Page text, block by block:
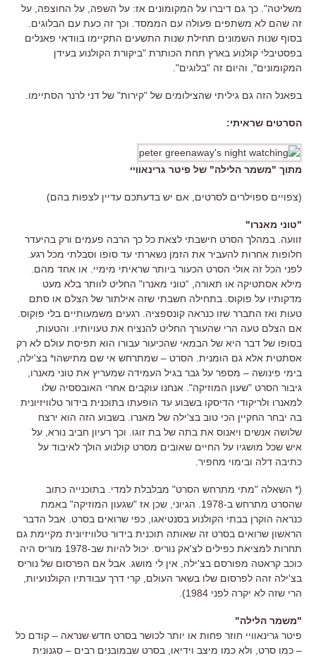
משליטה". כך גם דיברו על המקומונים אז: על השפה, על החוצפה, על
זה שהם לא משתפים פעולה עם הממסד. וכך זה כעת עם הבלוגים.
בסוף שנות השמונים תחילת שנות התשעים התקיימו בוודאי פאנלים
בפסטיבלי קולנוע בארץ תחת הכותרת "ביקורת הקולנוע בעידן
המקומונים", והיום זה "בלוגים".
בפאנל הזה גם גיליתי שהצילומים של "קירות" של דני לרנר הסתיימו.
הסרטים שראיתי:
מתוך "משמר הלילה" של פיטר גרינאוויי
(צפויים ספוילרים לסרטים, אם יש בדעתכם עדיין לצפות בהם)
"טוני מאנרו"
זוועה. במהלך הסרט חישבתי לצאת כל כך הרבה פעמים ורק בהיעדר
חלופות אחרות להעביר את הזמן נשארתי עד סופו וסבלתי מכל רגע.
לפני הכל זה אולי הסרט הכעור ביותר שראיתי מימיי. או אחד מהם.
מילא אסתטיקה או תאורה, “טוני מאנרו" החליט לוותר בלא מעט
מדקותיו על פוקוס. בתחילה חשבתי שזה אילתור של הצלם או סתם
טעות ואז התברר שזו כנראה קונספציה. רגעים משמעותיים בלי פוקוס.
אם הצלם טעה הרי שהעורך החליט להנציח את טעויותיו. והטעות,
בסופו של דבר היא של הבמאי שהכיעור עבורו הוא תפיסת עולם לא רק
אסתטית אלא גם הומנית. הסרט – שמתרחש אי שם מתישהו* בצ'ילה,
בימי פינושה – מספר על גבר בגיל העמידה שמעריץ את טוני מאנרו,
גיבור הסרט "שעון המוזיקה". אנחנו עוקבים אחרי האובססיה שלו
למאנרו ולריקודי הדיסקו בשבוע עד הופעתו בתוכנית בידור טלוויזיונית
בה יבחר החקיין הכי טוב בצ'ילה של מאנרו. בשבוע הזה הוא ירצח
שלושה אנשים ויאנוס את בתה של בת זוגו. וכך רעיון חביב נורא, על
איש שכל מושגיו על החיים שאובים מסרט קולנוע הולך לאיבוד על
כתיבה דלה ובימוי מחפיר.
(* השאלה "מתי מתרחש הסרט" מבלבלת למדי. בתוכנייה כתוב
שהסרט מתרחש ב-1978. הגיוני, שכן אז "שגעון המוזיקה" באמת
כנראה הוקרן בבתי הקולנוע בסנטיאגו, כפי שרואים בסרט. אבל הדבר
הראשון שרואים בסרט זה שאותה תוכנית בידור טלוויזיונית מקיימת גם
תחרות למציאת כפילים לצ'אק נוריס. יכול להיות שב-1978 מוריס היה
כוכב קראטה מפורסם בצ'ילה, אין לי מושג. אבל אם הפרסום של נוריס
בצ'ילה זהה לפרסום שלו בשאר העולם, קרי דרך עבודתיו הקולנועיות,
הרי שזה לא יקרה לפני 1984).
"משמר הלילה"
פיטר גרינאוויי חוזר פחות או יותר לכושר בסרט חדש שנראה – קודם כל
– כמו סרט, ולא כמו מיצב וידיאו, בסרט שבמובנים רבים – סגנונית